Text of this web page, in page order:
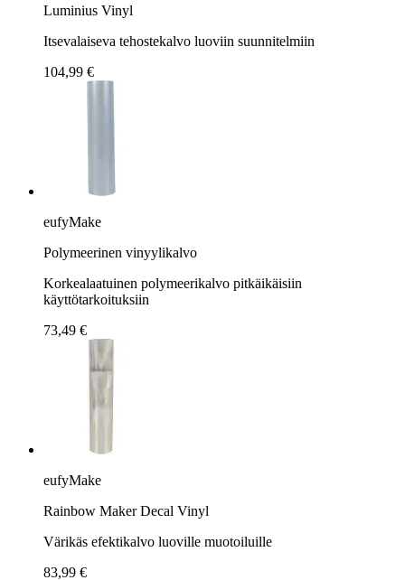
Luminius Vinyl
Itsevalaiseva tehostekalvo luoviin suunnitelmiin
104,99 €
eufyMake
Polymeerinen vinyylikalvo
Korkealaatuinen polymeerikalvo pitkäikäisiin
käyttötarkoituksiin
73,49 €
eufyMake
Rainbow Maker Decal Vinyl
Värikäs efektikalvo luoville muotoiluille
83,99 €